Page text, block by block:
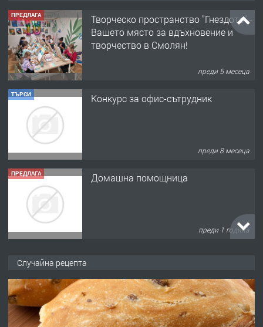
ПРЕДЛАГА
Творческо пространство "Гнездото" -
Вашето място за вдъхновение и
творчество в Смолян!
преди 5 месеца
ТЪРСИ Конкурс за офис-сътрудник
преди 8 месеца
ПРЕДЛАГА Домашна помощница
преди 1 година
преди 2 години
Случайна рецепта